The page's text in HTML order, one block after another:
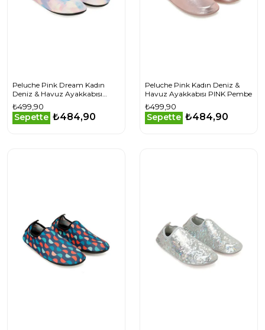
Peluche Pink Dream Kadın
Deniz & Havuz Ayakkabısı
PINK-DREAM Pembe
₺499,90
Sepette ₺484,90
Peluche Pink Kadın Deniz &
Havuz Ayakkabısı PINK Pembe
₺499,90
Sepette ₺484,90